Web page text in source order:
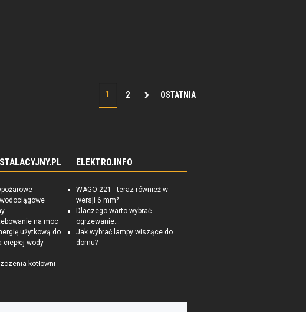
2 OSTATNIA
–
na moc
użytkową do
ciepłej wody
kotłowni
ELEKTRO.INFO
WAGO 221 - teraz również w
wersji 6 mm²
Dlaczego warto wybrać
ogrzewanie...
Jak wybrać lampy wiszące do
domu?